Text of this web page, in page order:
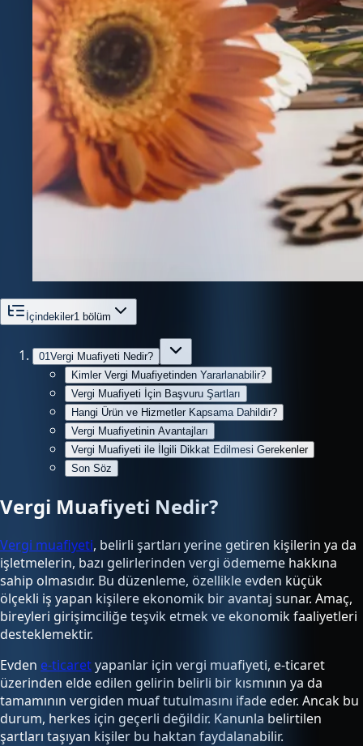
İçindekiler1 bölüm
01 Vergi Muafiyeti Nedir?
Kimler Vergi Muafiyetinden Yararlanabilir?
Vergi Muafiyeti İçin Başvuru Şartları
Hangi Ürün ve Hizmetler Kapsama Dahildir?
Vergi Muafiyetinin Avantajları
Vergi Muafiyeti ile İlgili Dikkat Edilmesi Gerekenler
Son Söz
Vergi Muafiyeti Nedir?
Vergi muafiyeti, belirli şartları yerine getiren kişilerin ya da
işletmelerin, bazı gelirlerinden vergi ödememe hakkına
sahip olmasıdır. Bu düzenleme, özellikle evden küçük
ölçekli iş yapan kişilere ekonomik bir avantaj sunar. Amaç,
bireyleri girişimciliğe teşvik etmek ve ekonomik faaliyetleri
desteklemektir.
Evden e-ticaretyapanlar için vergi muafiyeti, e-ticaret
üzerinden elde edilen gelirin belirli bir kısmının ya da
tamamının vergiden muaf tutulmasını ifade eder. Ancak bu
durum, herkes için geçerli değildir. Kanunla belirtilen
şartları taşıyan kişiler bu haktan faydalanabilir.